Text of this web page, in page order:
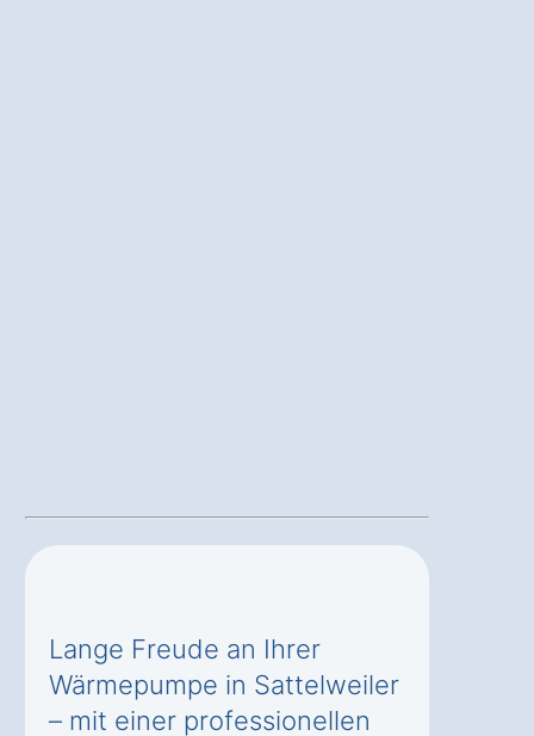
Lange Freude an Ihrer
Wärmepumpe in Sattelweiler
– mit einer professionellen